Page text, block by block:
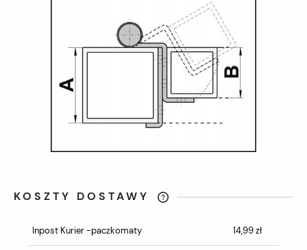
KOSZTY DOSTAWY
KOSZTÓW PŁATNOŚCI
Inpost Kurier -paczkomaty 14,99 zł